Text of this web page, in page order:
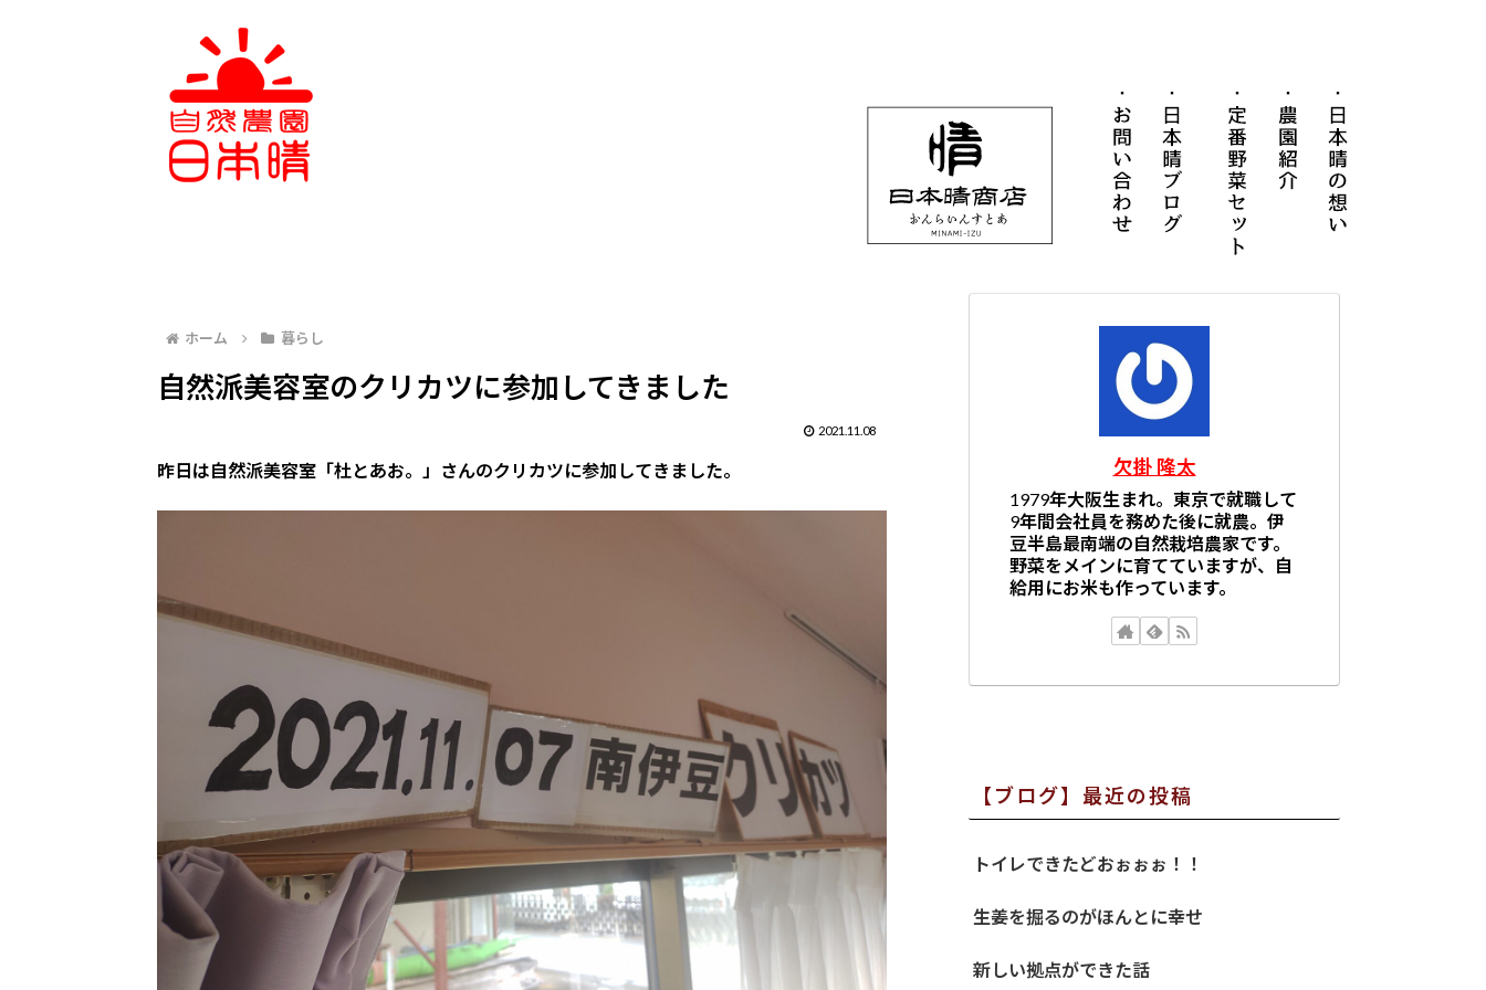
ネットショップ
お問い合わせ日本晴ブログ定番野菜セット
ホーム 暮らし
自然派美容室のクリカツに参加してきました
2021.11.08
昨日は自然派美容室「杜とあお。」さんのクリカツに参加してきました。 欠掛 隆太
1979年大阪生まれ。東京で就職して
9年間会社員を務めた後に就農。伊
豆半島最南端の自然栽培農家です。
野菜をメインに育てていますが、自
給用にお米も作っています。
【ブログ】最近の投稿
トイレできたどおぉぉぉ！！
生姜を掘るのがほんとに幸せ
新しい拠点ができた話